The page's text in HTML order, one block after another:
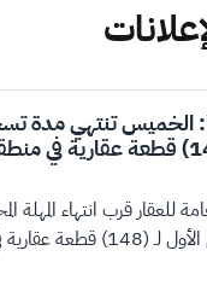
الخميس تنتهي مدة
العقارات لـ(148) قطعة عقارية
للعقار قرب انتهاء المهلة
عقارية في...